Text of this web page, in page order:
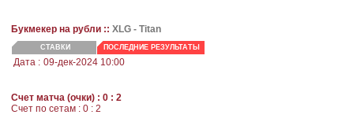
Букмекер на рубли :: XLG - Titan
СТАВКИ ПОСЛЕДНИЕ РЕЗУЛЬТАТЫ
Дата : 09-дек-2024 10:00
Счет матча (очки) : 0 : 2
Cчет по сетам : 0 : 2